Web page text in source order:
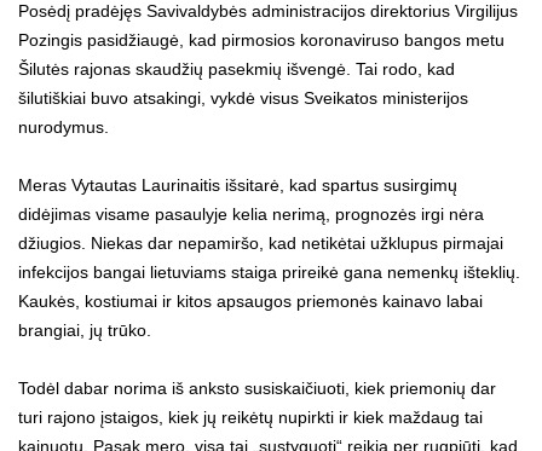
Posėdį pradėjęs Savivaldybės administracijos direktorius Virgilijus
Pozingis pasidžiaugė, kad pirmosios koronaviruso bangos metu
Šilutės rajonas skaudžių pasekmių išvengė. Tai rodo, kad
šilutiškiai buvo atsakingi, vykdė visus Sveikatos ministerijos
nurodymus.
Meras Vytautas Laurinaitis išsitarė, kad spartus susirgimų
didėjimas visame pasaulyje kelia nerimą, prognozės irgi nėra
džiugios. Niekas dar nepamiršo, kad netikėtai užklupus pirmajai
infekcijos bangai lietuviams staiga prireikė gana nemenkų išteklių.
Kaukės, kostiumai ir kitos apsaugos priemonės kainavo labai
brangiai, jų trūko.
Todėl dabar norima iš anksto susiskaičiuoti, kiek priemonių dar
turi rajono įstaigos, kiek jų reikėtų nupirkti ir kiek maždaug tai
kainuotų. Pasak mero, visa tai „sustyguoti“ reikia per rugpjūtį, kad